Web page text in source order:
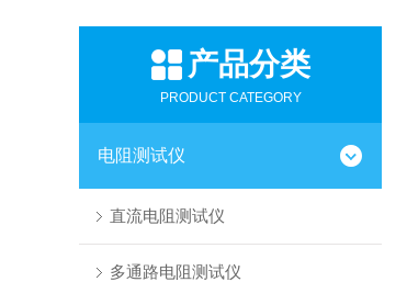
产品分类
PRODUCT CATEGORY
电阻测试仪
直流电阻测试仪
多通路电阻测试仪